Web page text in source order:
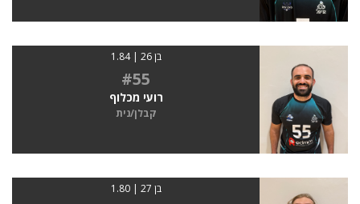
בן 26 | 1.84
#55
רועי מכלוף
קבלן/נית
בן 27 | 1.80